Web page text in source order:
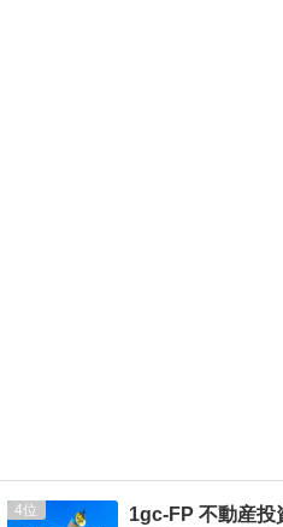
4 1gc-FP 不動産投